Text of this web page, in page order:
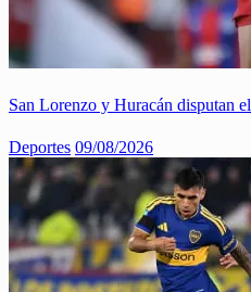
San Lorenzo y Huracán disputan el
Deportes 09/08/2026